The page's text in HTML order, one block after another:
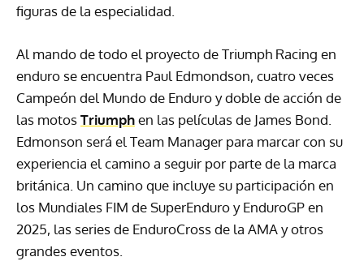
figuras de la especialidad.
Al mando de todo el proyecto de Triumph Racing en
enduro se encuentra Paul Edmondson, cuatro veces
Campeón del Mundo de Enduro y doble de acción de
las motosTriumphen las películas de James Bond.
Edmonson será el Team Manager para marcar con su
experiencia el camino a seguir por parte de la marca
británica. Un camino que incluye su participación en
los Mundiales FIM de SuperEnduro y EnduroGP en
2025, las series de EnduroCross de la AMA y otros
grandes eventos.